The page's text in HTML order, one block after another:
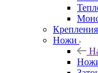
Ножи